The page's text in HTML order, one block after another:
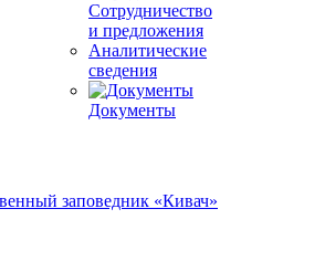
Сотрудничество
и предложения
Аналитические
сведения
Документы